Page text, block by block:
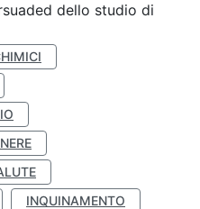
dello studio di
INQUINAMENTO